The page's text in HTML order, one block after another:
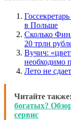
в Польше
Сколько
20 трлн
Вучич:
необходимо
Лето не
Читайте также:
богатых?
сервис